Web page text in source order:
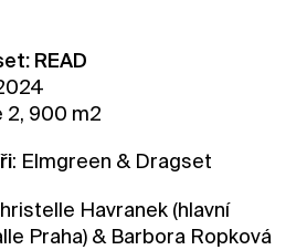
READ
2, 900 m2
: Elmgreen & Dragset
Havranek (hlavní
Praha) & Barbora Ropková